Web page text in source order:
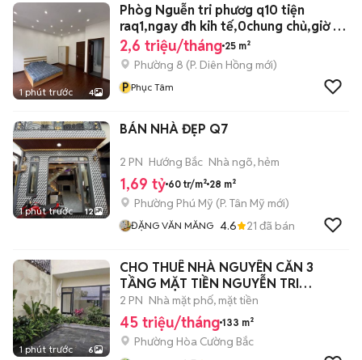
1 phút trước 4
Phòg Nguễn tri phươg q10 tiện
raq1,ngay đh kih tế,0chung chủ,giờ tự
do
2,6 triệu/tháng 25 m²
Phường 8 (P. Diên Hồng mới)
P Phục Tâm
1 phút trước 12
BÁN NHÀ ĐẸP Q7
2 PN Hướng Bắc Nhà ngõ, hẻm
1,69 tỷ 60 tr/m² 28 m²
Phường Phú Mỹ (P. Tân Mỹ mới)
ĐẶNG VĂN MĂNG 4.6 21 đã bán
1 phút trước 6
CHO THUÊ NHÀ NGUYÊN CĂN 3
TẦNG MẶT TIỀN NGUYỄN TRI
PHƯƠNG
2 PN Nhà mặt phố, mặt tiền
45 triệu/tháng 133 m²
Phường Hòa Cường Bắc